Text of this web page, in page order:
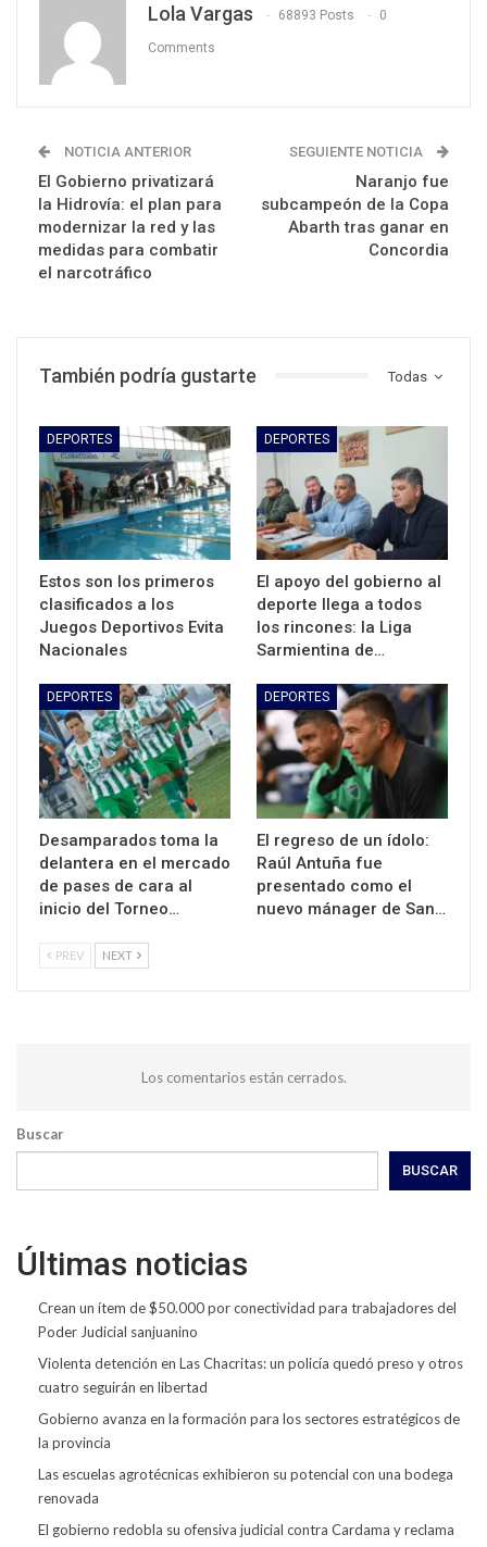
Lola Vargas 68893 Posts 0
Comments
NOTICIA ANTERIOR
El Gobierno privatizará
la Hidrovía: el plan para
modernizar la red y las
medidas para combatir
el narcotráfico
SEGUIENTE NOTICIA
Naranjo fue
subcampeón de la Copa
Abarth tras ganar en
Concordia
Todas
También podría gustarte
DEPORTES
Estos son los primeros
clasificados a los
Juegos Deportivos Evita
Nacionales
DEPORTES
El apoyo del gobierno al
deporte llega a todos
los rincones: la Liga
Sarmientina de…
DEPORTES
Desamparados toma la
delantera en el mercado
de pases de cara al
inicio del Torneo…
DEPORTES
El regreso de un ídolo:
Raúl Antuña fue
presentado como el
nuevo mánager de San…
PREV NEXT
Los comentarios están cerrados.
Buscar
BUSCAR
Últimas noticias
Crean un ítem de $50.000 por conectividad para trabajadores del
Poder Judicial sanjuanino
Violenta detención en Las Chacritas: un policía quedó preso y otros
cuatro seguirán en libertad
Gobierno avanza en la formación para los sectores estratégicos de
la provincia
Las escuelas agrotécnicas exhibieron su potencial con una bodega
renovada
El gobierno redobla su ofensiva judicial contra Cardama y reclama